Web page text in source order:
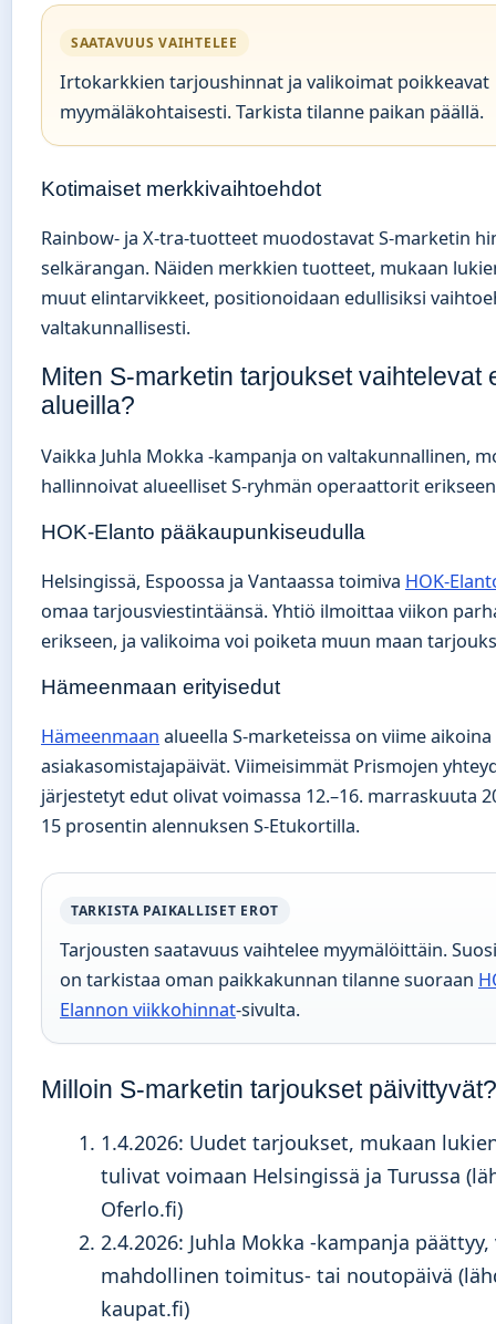
SAATAVUUS VAIHTELEE
Irtokarkkien tarjoushinnat ja valikoimat poikkeavat
myymäläkohtaisesti. Tarkista tilanne paikan päällä.
Kotimaiset merkkivaihtoehdot
Rainbow- ja X-tra-tuotteet muodostavat S-marketin
selkärangan. Näiden merkkien tuotteet, mukaan
muut elintarvikkeet, positionoidaan edullisiksi
valtakunnallisesti.
Miten S-marketin tarjoukset vaihtelevat
alueilla?
Vaikka Juhla Mokka -kampanja on valtakunnallinen,
hallinnoivat alueelliset S-ryhmän operaattorit
HOK-Elanto pääkaupunkiseudulla
Helsingissä, Espoossa ja Vantaassa toimiva HOK-
omaa tarjousviestintäänsä. Yhtiö ilmoittaa viikon
erikseen, ja valikoima voi poiketa muun maan
Hämeenmaan erityisedut
Hämeenmaan alueella S-marketeissa on viime
asiakasomistajapäivät. Viimeisimmät Prismojen
järjestetyt edut olivat voimassa 12.–16. marraskuuta
15 prosentin alennuksen S-Etukortilla.
TARKISTA PAIKALLISET EROT
Tarjousten saatavuus vaihtelee myymälöittäin.
on tarkistaa oman paikkakunnan tilanne suoraan
Elannon viikkohinnat-sivulta.
Milloin S-marketin tarjoukset päivittyvät?
1.4.2026: Uudet tarjoukset, mukaan
tulivat voimaan Helsingissä ja Turussa
Oferlo.fi)
2.4.2026: Juhla Mokka -kampanja
mahdollinen toimitus- tai noutopäivä
kaupat.fi)